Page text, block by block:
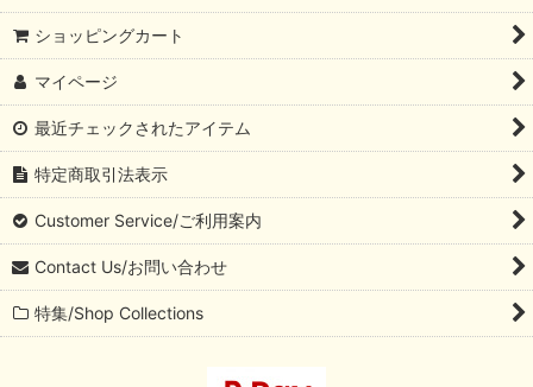
ショッピングカート
マイページ
最近チェックされたアイテム
特定商取引法表示
Customer Service/ご利用案内
Contact Us/お問い合わせ
特集/Shop Collections